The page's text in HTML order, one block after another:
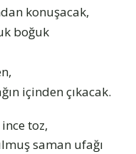
konuşacak,
boğuk
içinden çıkacak.
toz,
saman ufağı